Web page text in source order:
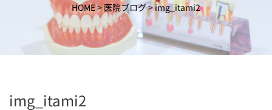
t
HOME>医院ブログ>img_itami2
img_itami2